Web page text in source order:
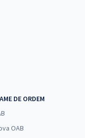
DE ORDEM
OAB